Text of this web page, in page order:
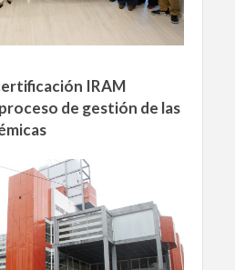
IRAM
de gestión de las